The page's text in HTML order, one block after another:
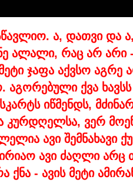
ა, დათვი და
ალალი, რაც არ არი
ჯაფა აქვსო აგრე
აგორებული ქვა
იწმენდს,
კურდღელსა, ვერ
ავი შემნახავი
ავი ძაღლი არც
ქნა - ავის მეტი